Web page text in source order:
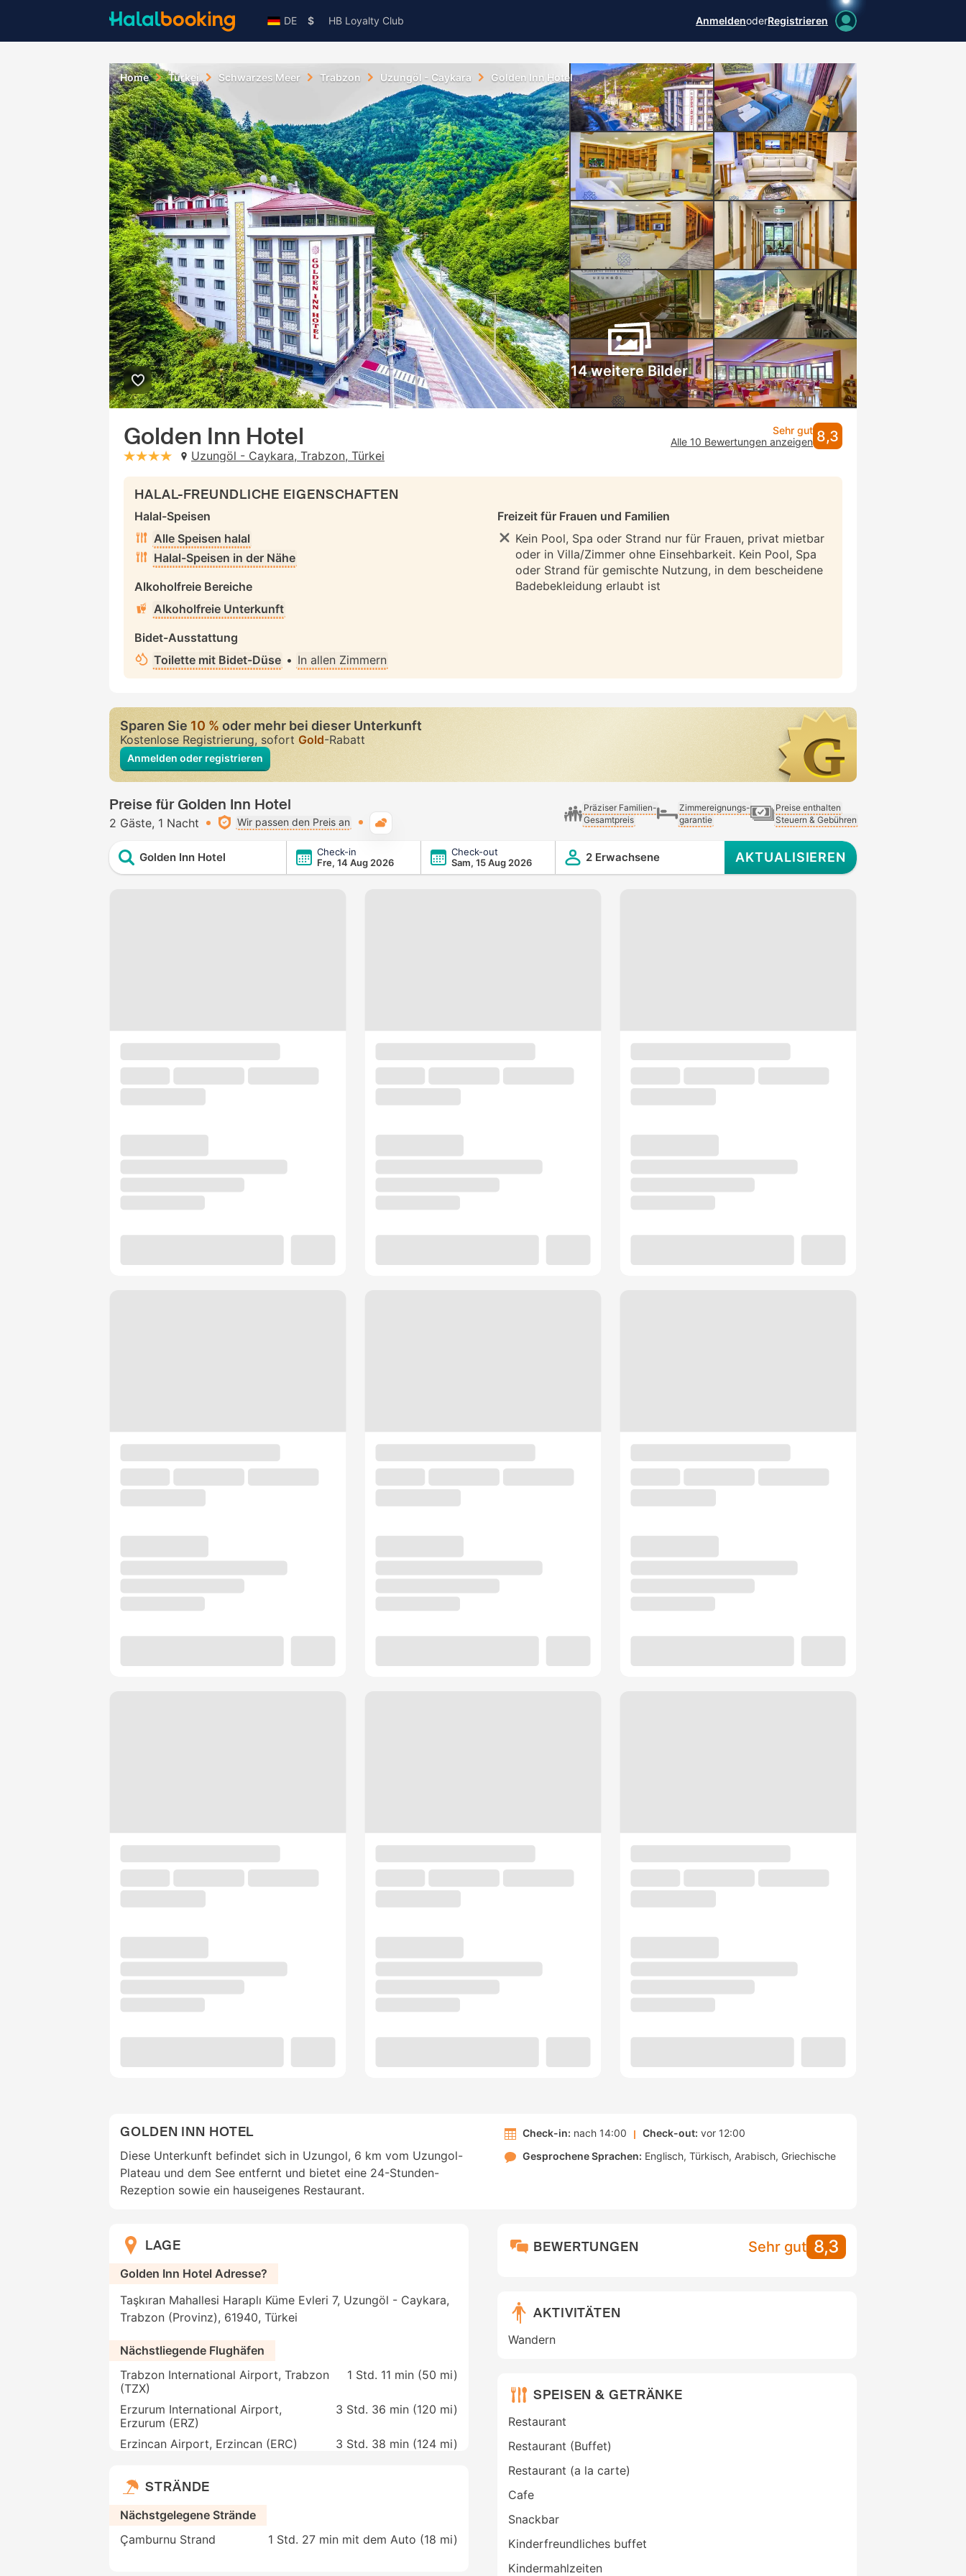
DE $ HB Loyalty Club AnmeldenoderRegistrieren
Home Türkei Schwarzes Meer Trabzon Uzungöl - Caykara Golden Inn Hotel
14 weitere Bilder
Golden Inn Hotel
stars: 4Uzungöl - Caykara, Trabzon, Türkei
Sehr gut
Alle 10 Bewertungen anzeigen 8,3
HALAL-FREUNDLICHE EIGENSCHAFTEN
Halal-Speisen
Alle Speisen halal
Halal-Speisen in der Nähe
Alkoholfreie Bereiche
Alkoholfreie Unterkunft
Bidet-Ausstattung
Toilette mit Bidet-Düse • In allen Zimmern
Freizeit für Frauen und Familien
Kein Pool, Spa oder Strand nur für Frauen, privat mietbar
oder in Villa/Zimmer ohne Einsehbarkeit. Kein Pool, Spa
oder Strand für gemischte Nutzung, in dem bescheidene
Badebekleidung erlaubt ist
Sparen Sie10 % oder mehr bei dieser Unterkunft
Kostenlose Registrierung, sofort Gold-Rabatt
Anmelden oder registrieren
Preise für Golden Inn Hotel
2 Gäste 1 Nacht Wir passen den Preis an
Präziser Familien-
Gesamtpreis
Zimmereignungs-
garantie
Preise enthalten
Steuern & Gebühren
Golden Inn Hotel
Check-in
Fre, 14 Aug 2026
Check-out
Sam, 15 Aug 2026
2 Erwachsene AKTUALISIEREN
GOLDEN INN HOTEL
Diese Unterkunft befindet sich in Uzungol, 6 km vom Uzungol-
Plateau und dem See entfernt und bietet eine 24-Stunden-
Rezeption sowie ein hauseigenes Restaurant.
Check-in: nach 14:00 Check-out: vor 12:00
Gesprochene Sprachen: Englisch Türkisch Arabisch Griechische
LAGE
Golden Inn Hotel Adresse?
Taşkıran Mahallesi Haraplı Küme Evleri 7, Uzungöl - Caykara,
Trabzon (Provinz), 61940, Türkei
Nächstliegende Flughäfen
Trabzon International Airport, Trabzon
(TZX)
1 Std. 11 min (50 mi)
Erzurum International Airport,
Erzurum (ERZ)
3 Std. 36 min (120 mi)
Erzincan Airport, Erzincan (ERC) 3 Std. 38 min (124 mi)
STRÄNDE
Nächstgelegene Strände
Çamburnu Strand
1 Std. 27 min mit dem Auto (18 mi)
BEWERTUNGEN Sehr gut 8,3
AKTIVITÄTEN
Wandern
SPEISEN & GETRÄNKE
Restaurant
Restaurant (Buffet)
Restaurant (a la carte)
Cafe
Snackbar
Kinderfreundliches buffet
Kindermahlzeiten